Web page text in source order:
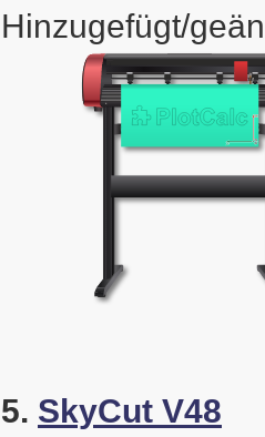
Hinzugefügt/
5. SkyCut V48